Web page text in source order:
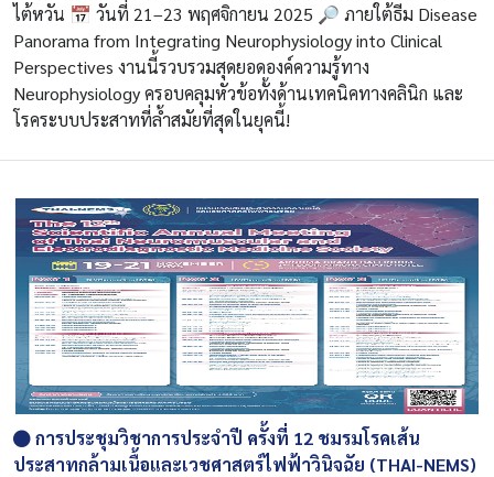
ไต้หวัน 📅 วันที่ 21–23 พฤศจิกายน 2025 🔎 ภายใต้ธีม Disease
Panorama from Integrating Neurophysiology into Clinical
Perspectives งานนี้รวบรวมสุดยอดองค์ความรู้ทาง
Neurophysiology ครอบคลุมหัวข้อทั้งด้านเทคนิคทางคลินิก และ
โรคระบบประสาทที่ล้ำสมัยที่สุดในยุคนี้!
การประชุมวิชาการประจำปี ครั้งที่ 12 ชมรมโรคเส้น
ประสาทกล้ามเนื้อและเวชศาสตร์ไฟฟ้าวินิจฉัย (THAI-NEMS)